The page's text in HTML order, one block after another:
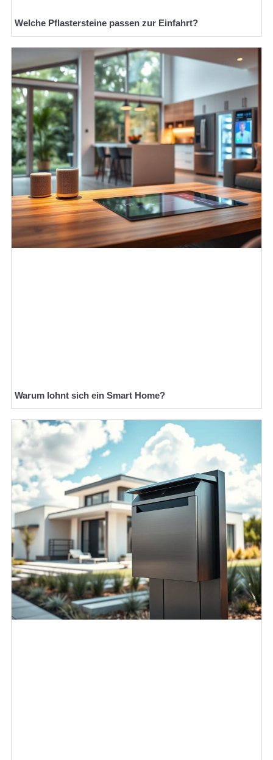
Welche Pflastersteine passen zur Einfahrt?
Warum lohnt sich ein Smart Home?